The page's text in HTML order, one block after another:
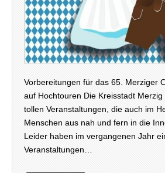
Vorbereitungen für das 65. Merziger
auf Hochtouren Die Kreisstadt
tollen Veranstaltungen, die auch im
Menschen aus nah und fern in die
Leider haben im vergangenen Jahr
Veranstaltungen…